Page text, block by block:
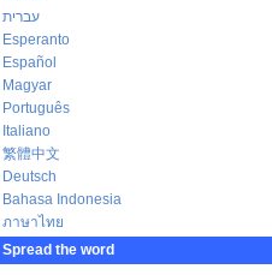
עברית
Esperanto
Español
Magyar
Português
Italiano
繁體中文
Deutsch
Bahasa Indonesia
ภาษาไทย
Spread the word